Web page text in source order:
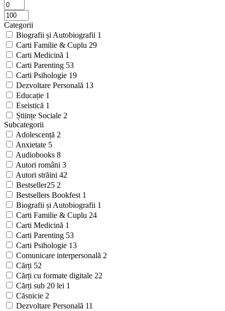
Categorii
Biografii și Autobiografii 1
Carti Familie & Cuplu 29
Carti Medicină 1
Carti Parenting 53
Carti Psihologie 19
Dezvoltare Personală 13
Educație 1
Eseistică 1
Științe Sociale 2
Subcategorii
Adolescență 2
Anxietate 5
Audiobooks 8
Autori români 3
Autori străini 42
Bestseller25 2
Bestsellers Bookfest 1
Biografii și Autobiografii 1
Carti Familie & Cuplu 24
Carti Medicină 1
Carti Parenting 53
Carti Psihologie 13
Comunicare interpersonală 2
Cărți 52
Cărți cu formate digitale 22
Cărți sub 20 lei 1
Căsnicie 2
Dezvoltare Personală 11